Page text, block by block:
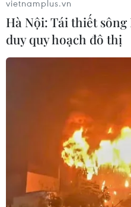
tăng trưởng của
28%/năm./.
vietnamplus.vn
Hà Nội: Tái thiết
duy quy hoạch đô thị